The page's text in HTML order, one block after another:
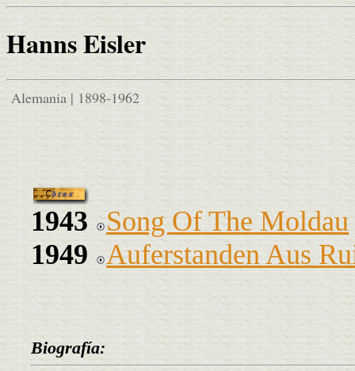
Hanns Eisler
Alemania | 1898-1962
1943
Song Of The Moldau
1949
Auferstanden Aus
Biografía: